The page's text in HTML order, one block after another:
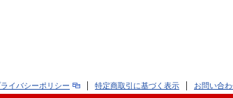
ライバシーポリシー 特定商取引に基づく表示 お問い合